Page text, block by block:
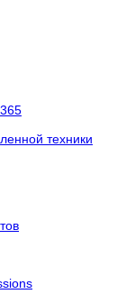
техники